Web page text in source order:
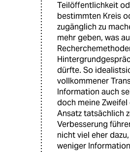
Teilöffentlichkeit
bestimmten Kreis
zugänglich zu
mehr geben, was
dürfte. So
vollkommener
Information auch
doch meine
Ansatz tatsächlich
Verbesserung
nicht viel eher
weniger